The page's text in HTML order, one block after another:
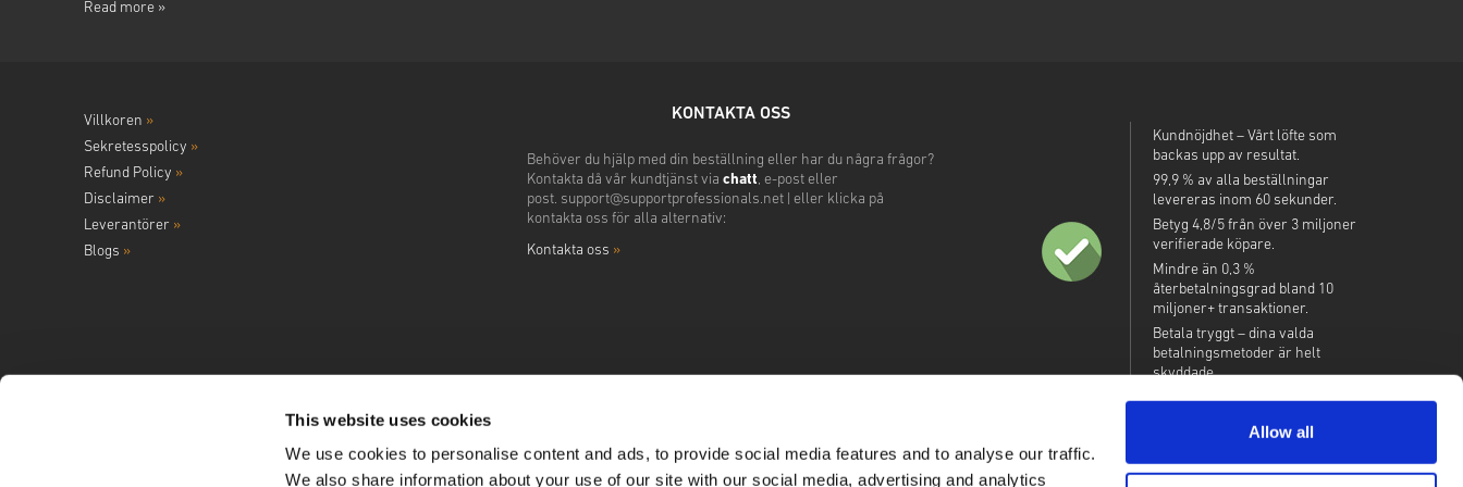
This website uses cookies
We use cookies to personalise content and ads, to provide social media features and to analyse our traffic.
We also share information about your use of our site with our social media, advertising and analytics
Allow all
Read more »
Villkoren »
Sekretesspolicy »
Refund Policy »
Disclaimer »
Leverantörer »
Blogs »
KONTAKTA OSS
Behöver du hjälp med din beställning eller har du några frågor?
Kontakta då vår kundtjänst via chatt, e-post eller
post. support@supportprofessionals.net| eller klicka på
kontakta oss för alla alternativ:
Kontakta oss »
Kundnöjdhet – Vårt löfte som
backas upp av resultat.
99,9 % av alla beställningar
levereras inom 60 sekunder.
Betyg 4,8/5 från över 3 miljoner
verifierade köpare.
Mindre än 0,3 %
återbetalningsgrad bland 10
miljoner+ transaktioner.
Betala tryggt – dina valda
betalningsmetoder är helt
skyddade.